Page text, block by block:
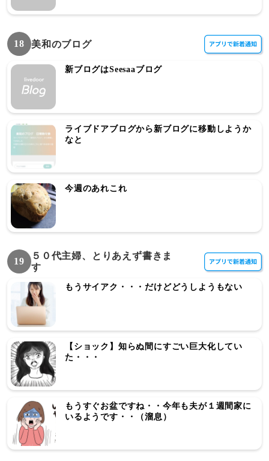
18 美和のブログ
新ブログはSeesaaブログ
ライブドアブログから新ブログに移動しようか
なと
今週のあれこれ
19
５０代主婦、とりあえず書きま
す
もうサイアク・・・だけどどうしようもない
【ショック】知らぬ間にすごい巨大化してい
た・・・
もうすぐお盆ですね・・今年も夫が１週間家に
いるようです・・（溜息）